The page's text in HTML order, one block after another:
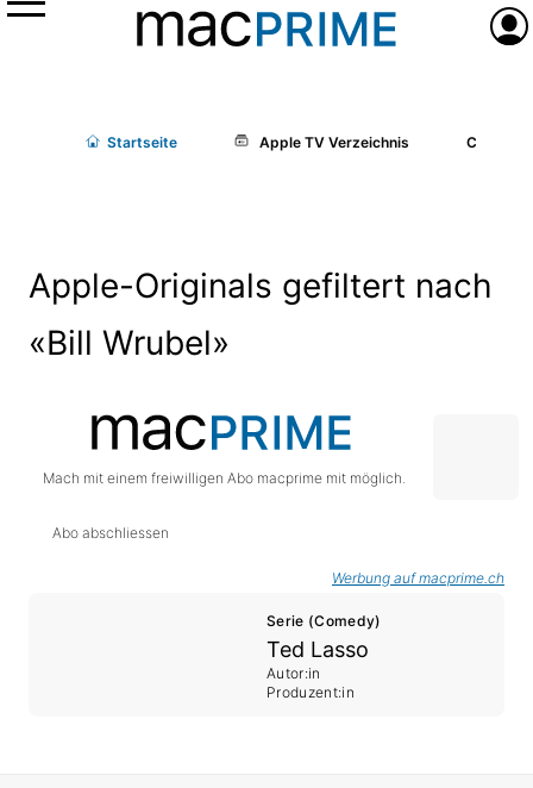
Menü
Startseite Apple TV Verzeichnis Cast/
Apple-Originals gefiltert nach
«Bill Wrubel»
Mach mit einem freiwilligen Abo macprime mit möglich.
Abo abschliessen
Werbung auf macprime.ch
Serie (Comedy)
Ted Lasso
Autor:in
Produzent:in